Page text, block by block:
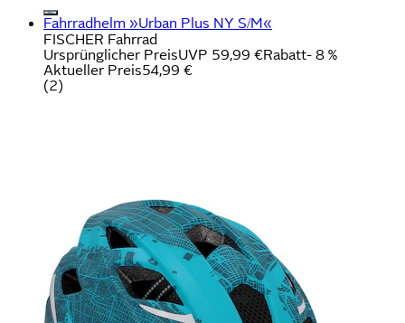
Fahrradhelm »Urban Plus NY S/M«
FISCHER Fahrrad
Ursprünglicher PreisUVP 59,99 €Rabatt- 8 %
Aktueller Preis54,99 €
(2)